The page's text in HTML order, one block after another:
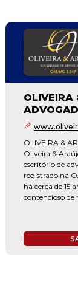
OLIVEIRA
OLIVEIRA &
Oliveira &
escritório de
registrado na
há cerca de 15
contencioso de